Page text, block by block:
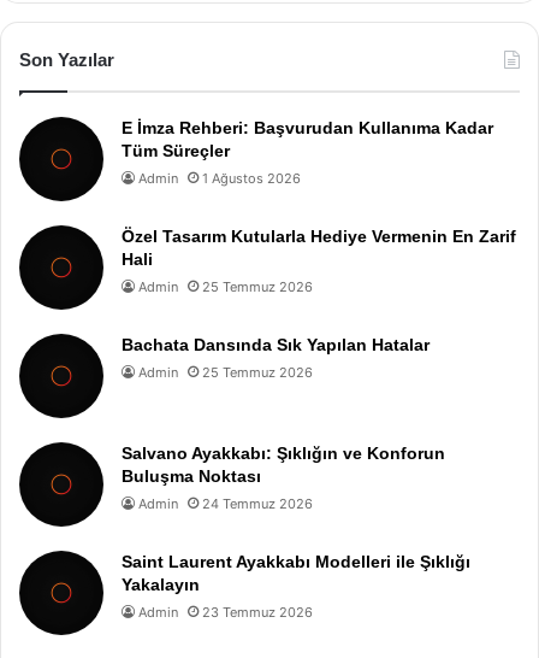
Son Yazılar
E İmza Rehberi: Başvurudan Kullanıma Kadar
Tüm Süreçler
Admin 1 Ağustos 2026
Özel Tasarım Kutularla Hediye Vermenin En Zarif
Hali
Admin 25 Temmuz 2026
Bachata Dansında Sık Yapılan Hatalar
Admin 25 Temmuz 2026
Salvano Ayakkabı: Şıklığın ve Konforun
Buluşma Noktası
Admin 24 Temmuz 2026
Saint Laurent Ayakkabı Modelleri ile Şıklığı
Yakalayın
Admin 23 Temmuz 2026